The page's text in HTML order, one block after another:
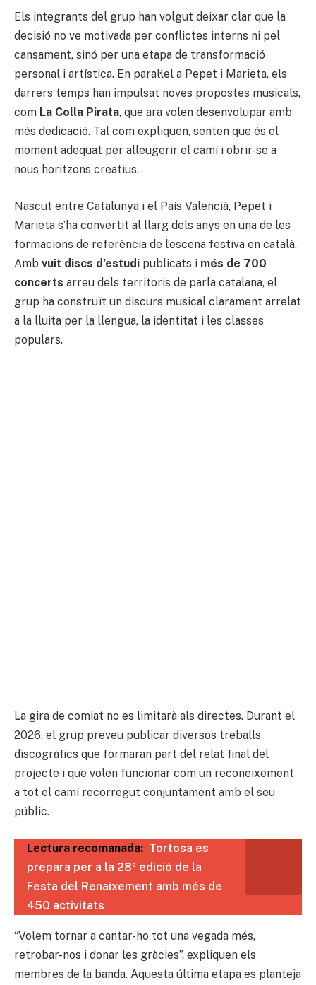
Els integrants del grup han volgut deixar clar que la
decisió no ve motivada per conflictes interns ni pel
cansament, sinó per una etapa de transformació
personal i artística. En paral·lel a Pepet i Marieta, els
darrers temps han impulsat noves propostes musicals,
com La Colla Pirata, que ara volen desenvolupar amb
més dedicació. Tal com expliquen, senten que és el
moment adequat per alleugerir el camí i obrir-se a
nous horitzons creatius.
Nascut entre Catalunya i el País Valencià, Pepet i
Marieta s’ha convertit al llarg dels anys en una de les
formacions de referència de l’escena festiva en català.
Amb vuit discs d’estudi publicats i més de 700
concerts arreu dels territoris de parla catalana, el
grup ha construït un discurs musical clarament arrelat
a la lluita per la llengua, la identitat i les classes
populars.
La gira de comiat no es limitarà als directes. Durant el
2026, el grup preveu publicar diversos treballs
discogràfics que formaran part del relat final del
projecte i que volen funcionar com un reconeixement
a tot el camí recorregut conjuntament amb el seu
públic.
Lectura recomanada: Tortosa es
prepara per a la 28ª edició de la
Festa del Renaixement amb més de
450 activitats
“Volem tornar a cantar-ho tot una vegada més,
retrobar-nos i donar les gràcies”, expliquen els
membres de la banda. Aquesta última etapa es planteja